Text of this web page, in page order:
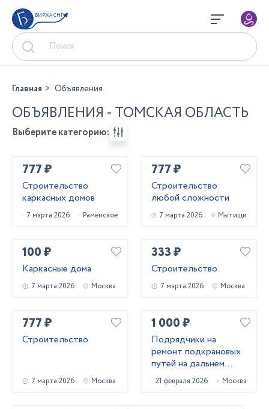
БИРЖА СНГ
Главная Объявления
ОБЪЯВЛЕНИЯ - ТОМСКАЯ ОБЛАСТЬ
Выберите категорию:
777 ₽
Строительство
каркасных домов
7 марта 2026 Раменское
777 ₽
Строительство
любой сложности
7 марта 2026 Мытищи
100 ₽
Каркасные дома
7 марта 2026 Москва
333 ₽
Строительство
7 марта 2026 Москва
777 ₽
Строительство
7 марта 2026 Москва
1 000 ₽
Подрядчики на
ремонт подкрановых
путей на дальнем
востоке
21 февраля 2026 Москва